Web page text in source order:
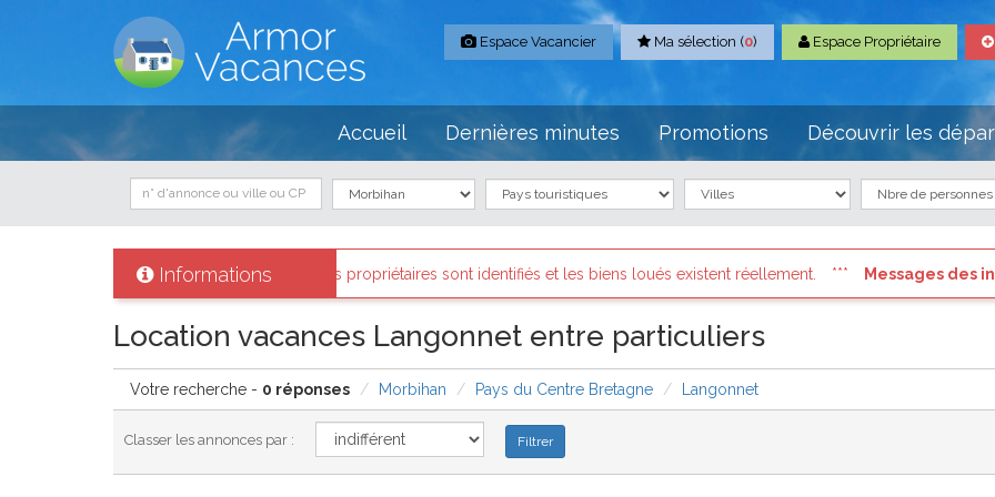
Espace Vacancier Ma sélection (0) Espace Propriétaire
Accueil Dernières minutes Promotions Découvrir les
Informations
: Tous les propriétaires sont identifiés et les biens loués existent réellement. Messages des internautes
Location vacances Langonnet entre particuliers
Votre recherche - 0 réponses Morbihan Pays du Centre Bretagne Langonnet
Classer les annonces par :